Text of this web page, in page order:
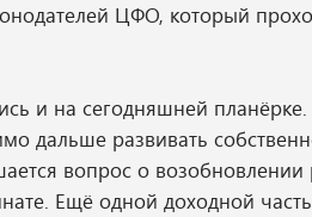
ЦФО, который
и на сегодняшней
дальше развивать
вопрос о возобновлении
Ещё одной доходной